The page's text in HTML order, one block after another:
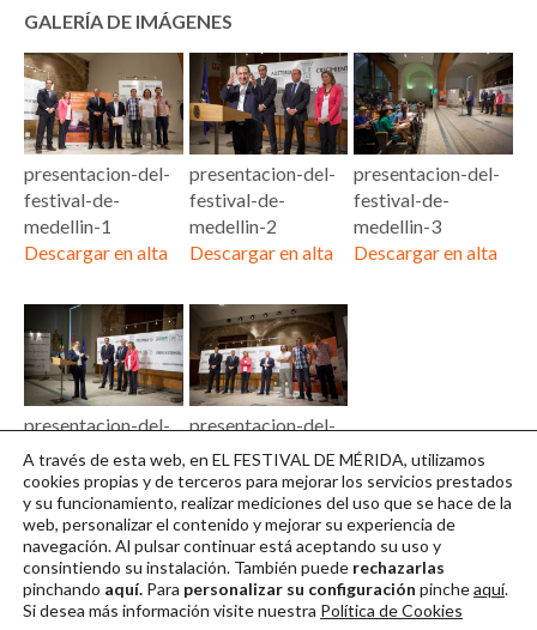
GALERÍA DE IMÁGENES
presentacion-del-
festival-de-
medellin-1
Descargar en alta
presentacion-del-
festival-de-
medellin-2
Descargar en alta
presentacion-del-
festival-de-
medellin-3
Descargar en alta
presentacion-del-
festival-de-
medellin-4
Descargar en alta
presentacion-del-
festival-de-
medellin-5
Descargar en alta
A través de esta web, en EL FESTIVAL DE MÉRIDA, utilizamos
cookies propias y de terceros para mejorar los servicios prestados
y su funcionamiento, realizar mediciones del uso que se hace de la
web, personalizar el contenido y mejorar su experiencia de
navegación. Al pulsar continuarestá aceptando su uso y
consintiendo su instalación. También puede rechazarlas
pinchando aquí. Para personalizar su configuración pincheaquí.
Si desea más información visite nuestra Política de Cookies